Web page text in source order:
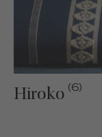
Hiroko (6)